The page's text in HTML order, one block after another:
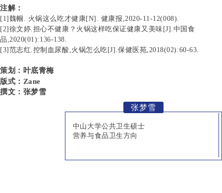
注解：
[1]魏帼. 火锅这么吃才健康[N]. 健康报,2020-11-12(008).
[2]徐文婷.担心不健康？火锅这样吃保证健康又美味[J].中国食
品,2020(01):136-138.
[3]范志红.控制血尿酸,火锅怎么吃[J].保健医苑,2018(02):60-63.
策划：叶底青梅
版式：Zane
撰文：张梦雪
张梦雪
中山大学公共卫生硕士
营养与食品卫生方向